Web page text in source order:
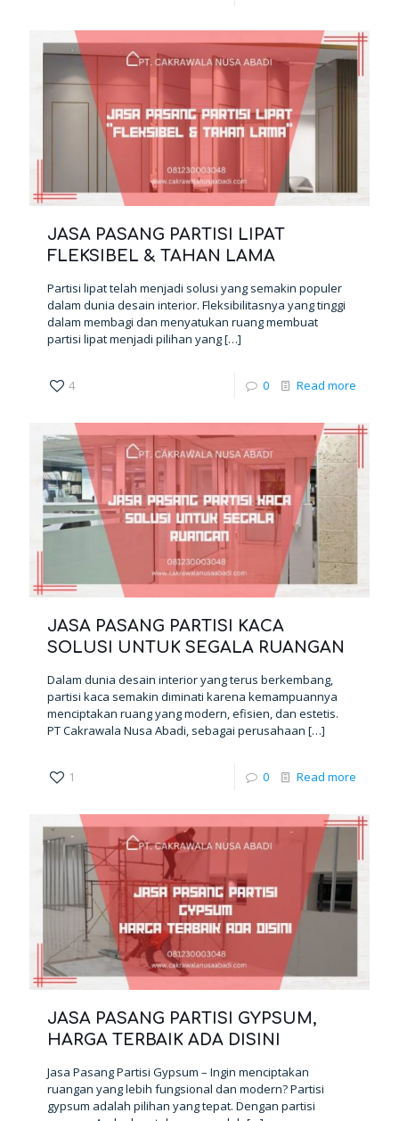
JASA PASANG PARTISI LIPAT
FLEKSIBEL & TAHAN LAMA
Partisi lipat telah menjadi solusi yang semakin populer
dalam dunia desain interior. Fleksibilitasnya yang tinggi
dalam membagi dan menyatukan ruang membuat
partisi lipat menjadi pilihan yang[…]
4 0 Read more
JASA PASANG PARTISI KACA
SOLUSI UNTUK SEGALA RUANGAN
Dalam dunia desain interior yang terus berkembang,
partisi kaca semakin diminati karena kemampuannya
menciptakan ruang yang modern, efisien, dan estetis.
PT Cakrawala Nusa Abadi, sebagai perusahaan […]
1 0 Read more
JASA PASANG PARTISI GYPSUM,
HARGA TERBAIK ADA DISINI
Jasa Pasang Partisi Gypsum – Ingin menciptakan
ruangan yang lebih fungsional dan modern? Partisi
gypsum adalah pilihan yang tepat. Dengan partisi